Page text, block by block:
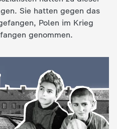
Sie hatten gegen das
Polen im Krieg
genommen.